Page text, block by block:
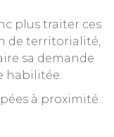
plus traiter ces
de territorialité,
sa demande
habilitée.
à proximité :